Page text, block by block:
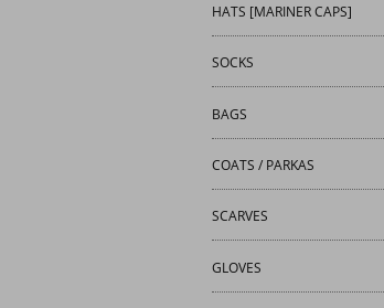
HATS [MARINER CAPS]
SOCKS
BAGS
COATS / PARKAS
SCARVES
GLOVES